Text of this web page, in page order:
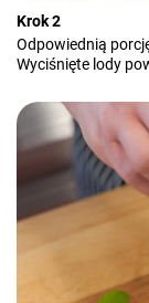
Krok 2
Odpowiednią
Wyciśnięte lody